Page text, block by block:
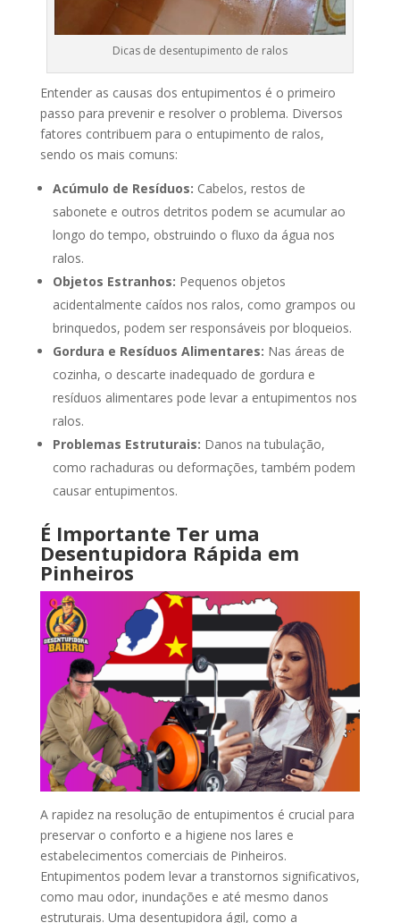
Dicas de desentupimento de ralos
Entender as causas dos entupimentos é o primeiro
passo para prevenir e resolver o problema. Diversos
fatores contribuem para o entupimento de ralos,
sendo os mais comuns:
Acúmulo de Resíduos: Cabelos, restos de
sabonete e outros detritos podem se acumular ao
longo do tempo, obstruindo o fluxo da água nos
ralos.
Objetos Estranhos: Pequenos objetos
acidentalmente caídos nos ralos, como grampos ou
brinquedos, podem ser responsáveis por bloqueios.
Gordura e Resíduos Alimentares: Nas áreas de
cozinha, o descarte inadequado de gordura e
resíduos alimentares pode levar a entupimentos nos
ralos.
Problemas Estruturais: Danos na tubulação,
como rachaduras ou deformações, também podem
causar entupimentos.
É Importante Ter uma
Desentupidora Rápida em
Pinheiros
A rapidez na resolução de entupimentos é crucial para
preservar o conforto e a higiene nos lares e
estabelecimentos comerciais de Pinheiros.
Entupimentos podem levar a transtornos significativos,
como mau odor, inundações e até mesmo danos
estruturais. Uma desentupidora ágil, como a